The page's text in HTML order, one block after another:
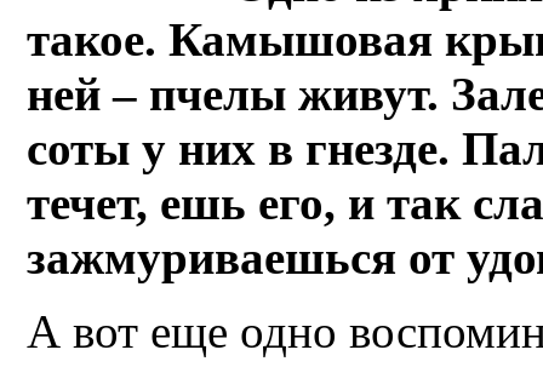
такое. Камышовая
ней – пчелы живут.
соты у них в гнезде.
течет, ешь его, и так
зажмуриваешься от
А вот еще одно